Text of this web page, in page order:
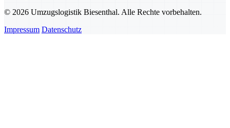
© 2026 Umzugslogistik Biesenthal. Alle Rechte vorbehalten.
Impressum Datenschutz